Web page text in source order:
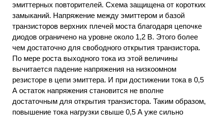
эмиттерных повторителей. Схема защищена от коротких
замыканий. Напряжение между эмиттером и базой
транзисторов верхних плечей моста благодаря цепочке
диодов ограничено на уровне около 1,2 В. Этого более
чем достаточно для свободного открытия транзистора.
По мере роста выходного тока из этой величины
вычитается падение напряжения на низкоомном
резисторе в цепи эмиттера. И при достижении тока в 0,5
А остаток напряжения становится не вполне
достаточным для открытия транзистора. Таким образом,
повышение тока нагрузки свыше 0,5 А уже сильно